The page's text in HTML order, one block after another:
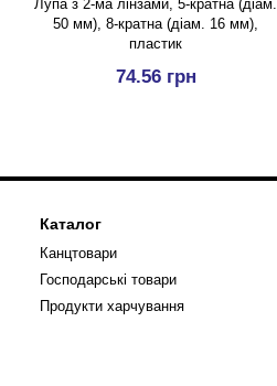
Лупа з 2-ма лінзами, 5-кратна (діам.
50 мм), 8-кратна (діам. 16 мм),
пластик
74.56 грн
Каталог
Канцтовари
Господарські товари
Продукти харчування